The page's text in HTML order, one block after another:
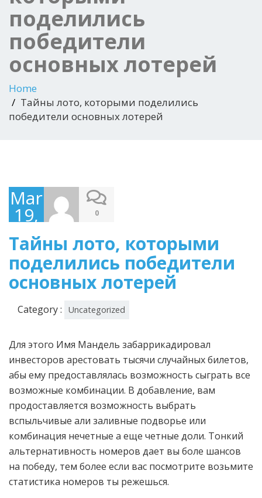
поделились
победители
основных лотерей
Home
Тайны лото, которыми поделились
победители основных лотерей
March
19,
2025
0
Тайны лото, которыми
поделились победители
основных лотерей
Category : Uncategorized
Для этого Имя Мандель забаррикадировал
инвесторов арестовать тысячи случайных билетов,
абы ему предоставлялась возможность сыграть все
возможные комбинации. В добавление, вам
продоставляется возможность выбрать
вспыльчивые али заливные подворье или
комбинация нечетные а еще четные доли. Тонкий
альтернативность номеров дает вы боле шансов
на победу, тем более если вас посмотрите возьмите
статистика номеров ты режешься.